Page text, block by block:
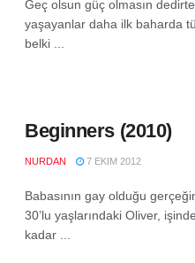
Geç olsun güç olmasın
yaşayanlar daha ilk baharda
belki ...
Beginners (2010)
NURDAN 7 EKIM 2012
Babasının gay olduğu
30’lu yaşlarındaki Oliver,
kadar ...